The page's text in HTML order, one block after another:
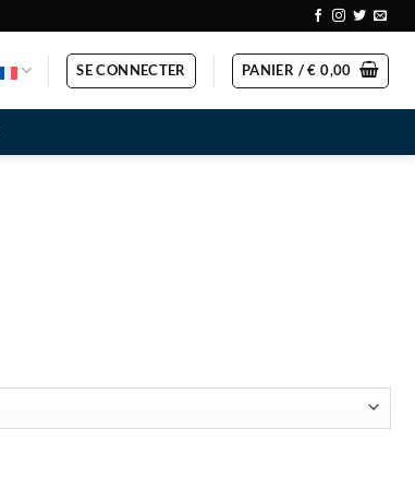
SE CONNECTER PANIER /€ 0,00